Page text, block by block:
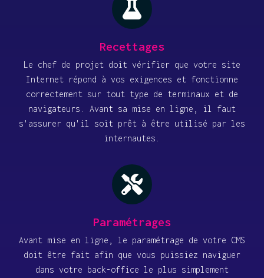
Recettages
Le chef de projet doit vérifier que votre site
Internet répond à vos exigences et fonctionne
correctement sur tout type de terminaux et de
navigateurs. Avant sa mise en ligne, il faut
s'assurer qu'il soit prêt à être utilisé par les
internautes.
Paramétrages
Avant mise en ligne, le paramétrage de votre CMS
doit être fait afin que vous puissiez naviguer
dans votre back-office le plus simplement